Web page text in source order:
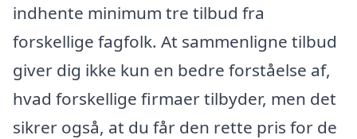
indhente minimum tre tilbud fra
forskellige fagfolk. At sammenligne tilbud
giver dig ikke kun en bedre forståelse af,
hvad forskellige firmaer tilbyder, men det
sikrer også, at du får den rette pris for de